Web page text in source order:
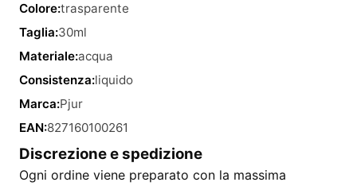
Colore:trasparente
Taglia:30ml
Materiale:acqua
Consistenza:liquido
Marca:Pjur
EAN:827160100261
Discrezione e spedizione
Ogni ordine viene preparato con la massima